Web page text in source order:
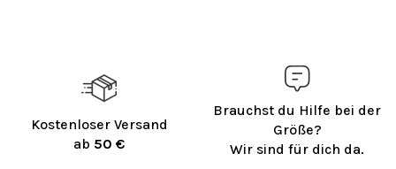
Kostenloser Versand
ab 50 €
Brauchst du Hilfe bei der
Größe?
Wir sind für dich da.